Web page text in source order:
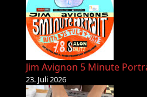
Jim Avignon 5 Minute
23. Juli 2026